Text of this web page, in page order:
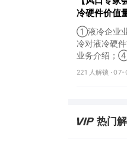
冷硬件价值
①液冷企业
冷对液冷硬
业务介绍；④
会议将于7
值量分布及
221 人解锁 ·07-
热门